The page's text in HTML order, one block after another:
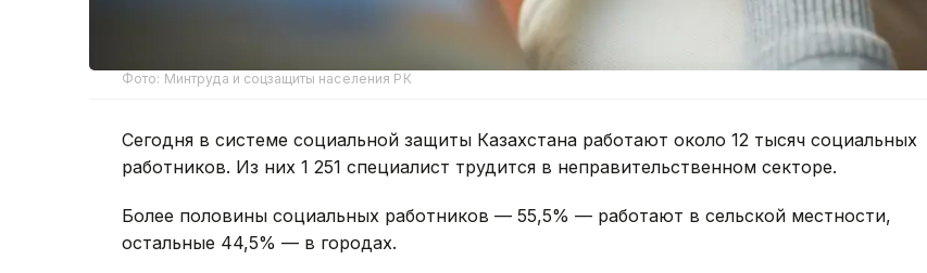
Фото: Минтруда и соцзащиты населения РК
Сегодня в системе социальной защиты Казахстана работают около 12 тысяч социальных
работников. Из них 1 251 специалист трудится в неправительственном секторе.
Более половины социальных работников — 55,5% — работают в сельской местности,
остальные 44,5% — в городах.